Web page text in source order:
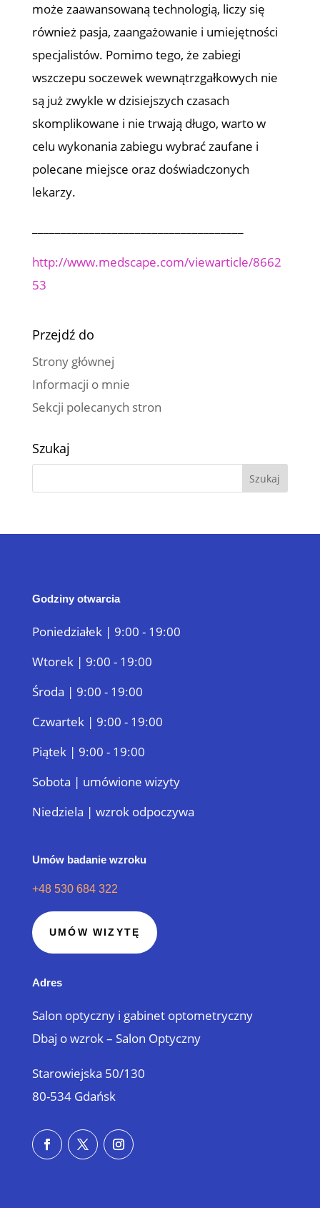
może zaawansowaną technologią, liczy się
również pasja, zaangażowanie i umiejętności
specjalistów. Pomimo tego, że zabiegi
wszczepu soczewek wewnątrzgałkowych nie
są już zwykle w dzisiejszych czasach
skomplikowane i nie trwają długo, warto w
celu wykonania zabiegu wybrać zaufane i
polecane miejsce oraz doświadczonych
lekarzy.
http://www.medscape.com/viewarticle/8662
53
Przejdź do
Strony głównej
Informacji o mnie
Sekcji polecanych stron
Szukaj
Godziny otwarcia
Poniedziałek | 9:00 - 19:00
Wtorek | 9:00 - 19:00
Środa | 9:00 - 19:00
Czwartek | 9:00 - 19:00
Piątek | 9:00 - 19:00
Sobota | umówione wizyty
Niedziela | wzrok odpoczywa
Umów badanie wzroku
+48 530 684 322
UMÓW WIZYTĘ
Adres
Salon optyczny i gabinet optometryczny
Dbaj o wzrok – Salon Optyczny
Starowiejska 50/130
80-534 Gdańsk